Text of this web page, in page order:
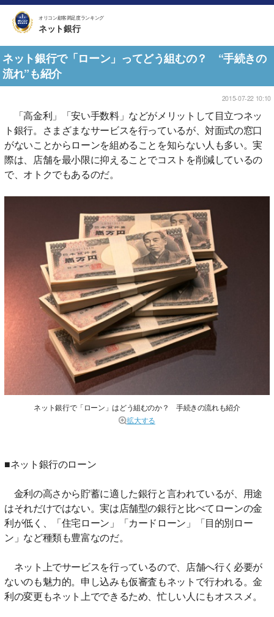
オリコン顧客満足度ランキング
ネット銀行
ネット銀行で「ローン」ってどう組むの？ “手続きの
流れ”も紹介
2015-07-22 10:10
「高金利」「安い手数料」などがメリットして目立つネッ
ト銀行。さまざまなサービスを行っているが、対面式の窓口
がないことからローンを組めることを知らない人も多い。実
際は、店舗を最小限に抑えることでコストを削減しているの
で、オトクでもあるのだ。
ネット銀行で「ローン」はどう組むのか？ 手続きの流れも紹介
拡大する
■ネット銀行のローン
金利の高さから貯蓄に適した銀行と言われているが、用途
はそれだけではない。実は店舗型の銀行と比べてローンの金
利が低く、「住宅ローン」「カードローン」「目的別ロー
ン」など種類も豊富なのだ。
ネット上でサービスを行っているので、店舗へ行く必要が
ないのも魅力的。申し込みも仮審査もネットで行われる。金
利の変更もネット上でできるため、忙しい人にもオススメ。